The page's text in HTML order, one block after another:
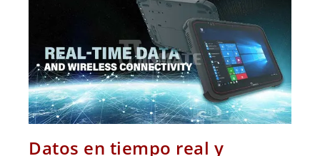
Datos en tiempo real y